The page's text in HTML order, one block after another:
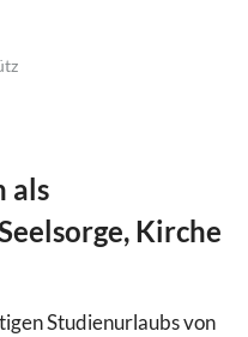
als
Kirche
Studienurlaubs von